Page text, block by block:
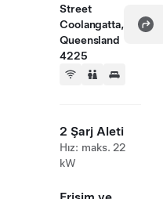
Street
Coolangatta,
Queensland
4225
2 Şarj Aleti
Hız: maks. 22
kW